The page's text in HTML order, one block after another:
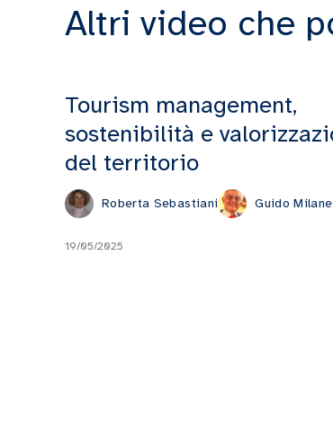
Altri video che
Tourism management,
sostenibilità e
del territorio
Roberta Sebastiani Guido
19/05/2025